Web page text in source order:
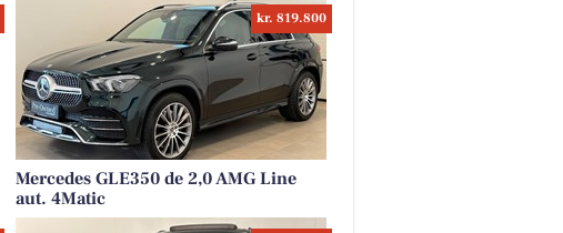
kr. 819.800
Mercedes GLE350 de 2,0 AMG Line
aut. 4Matic